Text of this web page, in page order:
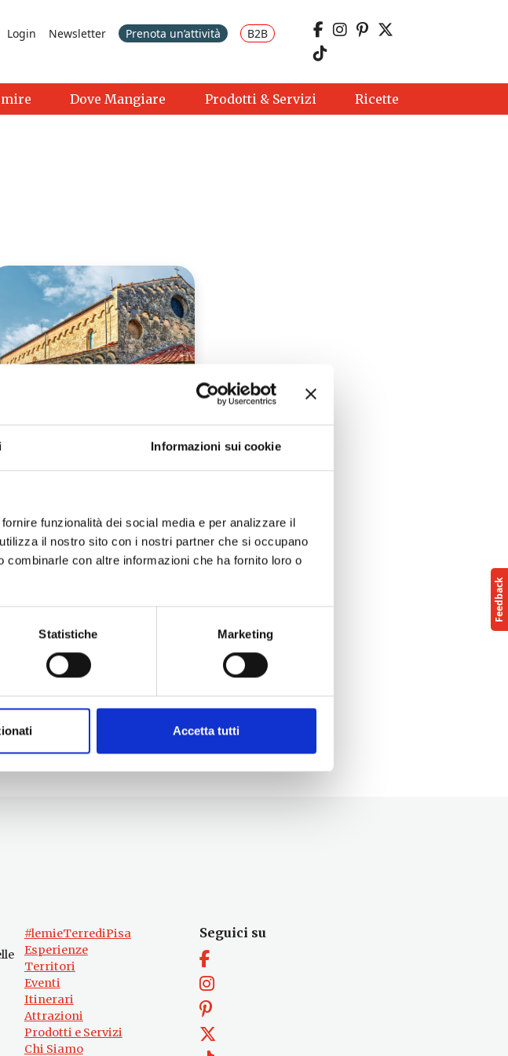
Informazioni sui cookie
funzionalità dei social media e per analizzare il
il nostro sito con i nostri partner che si occupano
con altre informazioni che ha fornito loro o
Statistiche Marketing
Accetta tutti
Login Newsletter Prenota un’attività B2B
Dove Mangiare Prodotti & Servizi Ricette
Giornate Fai di
dintorni
Sabato 15 e domenica 16
Giornate FAI di Primavera,
iniziativa nazionale
dedicata…
#lemieTerrediPisa
Esperienze
Territori
Eventi
Itinerari
Attrazioni
Prodotti e Servizi
Chi Siamo
Seguici su